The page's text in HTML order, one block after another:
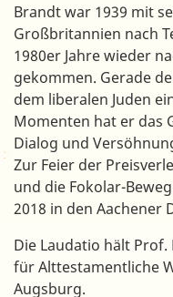
Brandt war 1939 mit
Großbritannien nach
1980er Jahre wieder
gekommen. Gerade
dem liberalen Juden
Momenten hat er das
Dialog und
Zur Feier der
und die Fokolar-
2018 in den Aachener
Die Laudatio hält
für Alttestamentliche
Augsburg.